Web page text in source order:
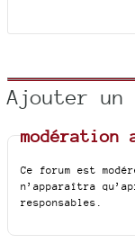
Ajouter un
Ce forum est
n’apparaîtra
responsables.